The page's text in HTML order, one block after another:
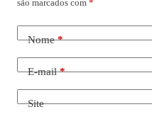
são marcados com *
Nome*
E-mail*
Site